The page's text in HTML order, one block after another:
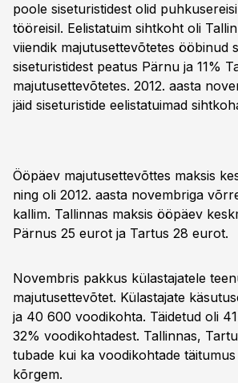
poole siseturistidest olid
tööreisil. Eelistatuim sihtkoht oli
viiendik majutusettevõtetes ööbinud
siseturistidest peatus Pärnu ja 11%
majutusettevõtetes. 2012. aasta
jäid siseturistide eelistatuimad
Ööpäev majutusettevõttes maksis
ning oli 2012. aasta novembriga
kallim. Tallinnas maksis ööpäev
Pärnus 25 eurot ja Tartus 28 eurot.
Novembris pakkus külastajatele
majutusettevõtet. Külastajate
ja 40 600 voodikohta. Täidetud oli
32% voodikohtadest. Tallinnas,
tubade kui ka voodikohtade
kõrgem.